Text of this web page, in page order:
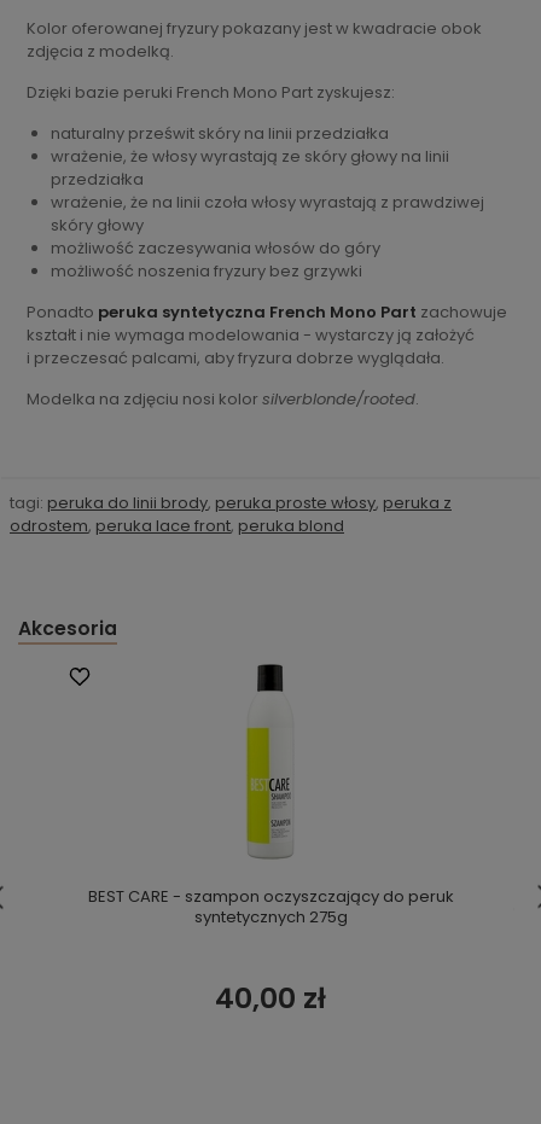
Kolor oferowanej fryzury pokazany jest w kwadracie obok
zdjęcia z modelką.
Dzięki bazie peruki French Mono Part zyskujesz:
naturalny prześwit skóry na linii przedziałka
wrażenie, że włosy wyrastają ze skóry głowy na linii
przedziałka
wrażenie, że na linii czoła włosy wyrastają z prawdziwej
skóry głowy
możliwość zaczesywania włosów do góry
możliwość noszenia fryzury bez grzywki
Ponadto peruka syntetyczna French Mono Part zachowuje
kształt i nie wymaga modelowania - wystarczy ją założyć
i przeczesać palcami, aby fryzura dobrze wyglądała.
Modelka na zdjęciu nosi kolor silverblonde/rooted.
tagi: peruka do linii brody, peruka proste włosy, peruka z
odrostem, peruka lace front, peruka blond
Akcesoria
BEST CARE - szampon oczyszczający do peruk
syntetycznych 275g
40,00 zł